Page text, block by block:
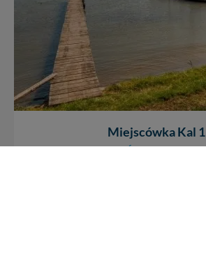
Miejscówka Kal 1
jez. Święcajty / Kal